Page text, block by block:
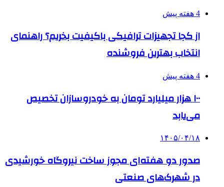
4 هفته پیش
از کجا تجهیزات ترافیکی باکیفیت بخریم؟ راهنمای
انتخاب بهترین فروشنده
4 هفته پیش
۱۰۰ هزار میلیارد تومان به خودروسازان تخصیص
می‌یابد
۱۴۰۵/۰۴/۱۸
صدور دو هفته‌ای مجوز ساخت نیروگاه خورشیدی
در شهرک‌های صنعتی